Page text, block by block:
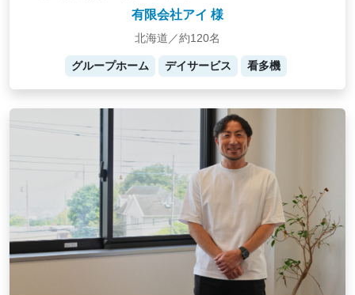
有限会社アイ 様
北海道／約120名
グループホーム デイサービス 看多機